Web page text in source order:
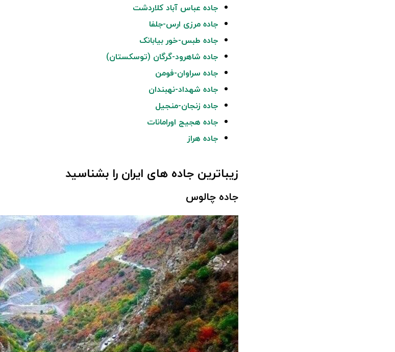
جاده عباس آباد کلاردشت
جاده مرزی ارس-جلفا
جاده طبس-خور بیابانک
جاده شاهرود-گرگان (توسکستان)
جاده سراوان-فومن
جاده شهداد-نهبندان
جاده زنجان-منجیل
جاده هجیج اورامانات
جاده هراز
زیباترین جاده های ایران را بشناسید
جاده چالوس